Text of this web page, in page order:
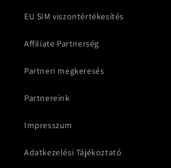
EU SIM viszontértékesítés
Affiliate Partnerség
Partneri megkeresés
Partnereink
Impresszum
Adatkezelési Tájékoztató